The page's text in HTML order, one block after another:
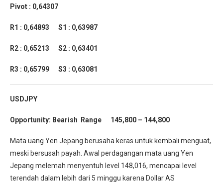
Pivot : 0,64307
R1 : 0,64893 S1 : 0,63987
R2 : 0,65213 S2 : 0,63401
R3 : 0,65799 S3 : 0,63081
USDJPY
Opportunity: Bearish Range 145,800 – 144,800
Mata uang Yen Jepang berusaha keras untuk kembali menguat,
meski bersusah payah. Awal perdagangan mata uang Yen
Jepang melemah menyentuh level 148,016, mencapai level
terendah dalam lebih dari 5 minggu karena Dollar AS